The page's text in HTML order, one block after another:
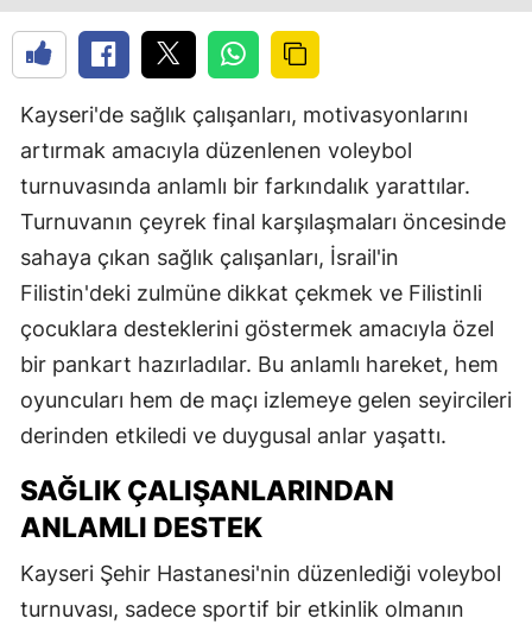
Kayseri'de sağlık çalışanları, motivasyonlarını
artırmak amacıyla düzenlenen voleybol
turnuvasında anlamlı bir farkındalık yarattılar.
Turnuvanın çeyrek final karşılaşmaları öncesinde
sahaya çıkan sağlık çalışanları, İsrail'in
Filistin'deki zulmüne dikkat çekmek ve Filistinli
çocuklara desteklerini göstermek amacıyla özel
bir pankart hazırladılar. Bu anlamlı hareket, hem
oyuncuları hem de maçı izlemeye gelen seyircileri
derinden etkiledi ve duygusal anlar yaşattı.
SAĞLIK ÇALIŞANLARINDAN
ANLAMLI DESTEK
Kayseri Şehir Hastanesi'nin düzenlediği voleybol
turnuvası, sadece sportif bir etkinlik olmanın